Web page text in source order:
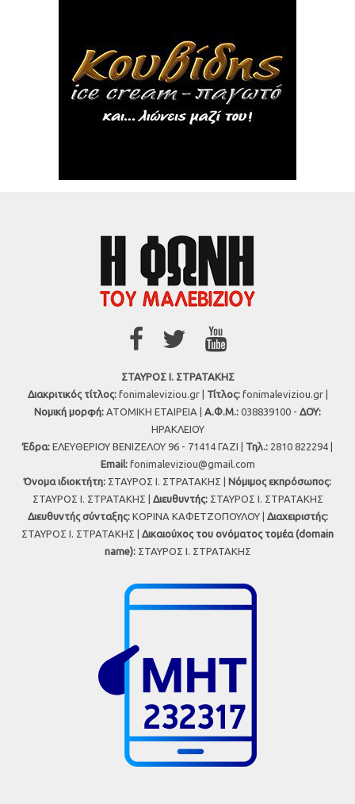
ΣΤΑΥΡΟΣ Ι. ΣΤΡΑΤΑΚΗΣ
Διακριτικός τίτλος:fonimaleviziou.gr | Τίτλος:fonimaleviziou.gr |
Νομική μορφή: ΑΤΟΜΙΚΗ ΕΤΑΙΡΕΙΑ | Α.Φ.Μ.: 038839100 - ΔΟΥ:
ΗΡΑΚΛΕΙΟΥ
Έδρα: ΕΛΕΥΘΕΡΙΟΥ ΒΕΝΙΖΕΛΟΥ 96 - 71414 ΓΑΖΙ | Τηλ.: 2810 822294 |
Εmail: fonimaleviziou@gmail.com
Όνομα ιδιοκτήτη: ΣΤΑΥΡΟΣ Ι. ΣΤΡΑΤΑΚΗΣ | Νόμιμος εκπρόσωπος:
ΣΤΑΥΡΟΣ Ι. ΣΤΡΑΤΑΚΗΣ | Διευθυντής:ΣΤΑΥΡΟΣ Ι. ΣΤΡΑΤΑΚΗΣ
Διευθυντής σύνταξης:ΚΟΡΙΝΑ ΚΑΦΕΤΖΟΠΟΥΛΟΥ | Διαχειριστής:
ΣΤΑΥΡΟΣ Ι. ΣΤΡΑΤΑΚΗΣ | Δικαιούχος του ονόματος τομέα (domain
name):ΣΤΑΥΡΟΣ Ι. ΣΤΡΑΤΑΚΗΣ